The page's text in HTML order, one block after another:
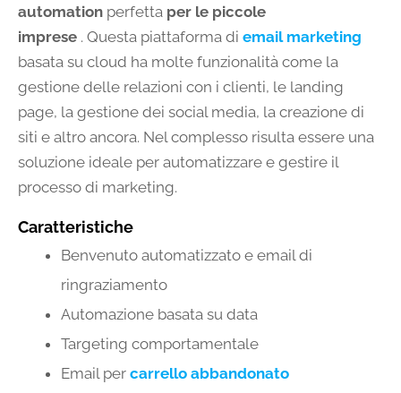
automation perfetta per le piccole
imprese . Questa piattaforma di email marketing
basata su cloud ha molte funzionalità come la
gestione delle relazioni con i clienti, le landing
page, la gestione dei social media, la creazione di
siti e altro ancora. Nel complesso risulta essere una
soluzione ideale per automatizzare e gestire il
processo di marketing.
Caratteristiche
Benvenuto automatizzato e email di
ringraziamento
Automazione basata su data
Targeting comportamentale
Email per carrello abbandonato